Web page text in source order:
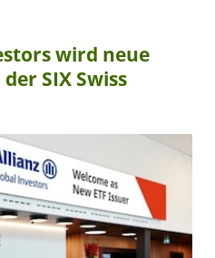
wird neue
SIX Swiss